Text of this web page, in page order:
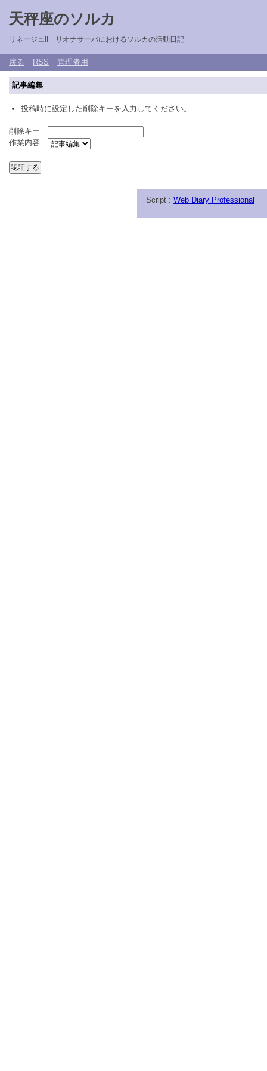
天秤座のソルカ
リネージュII リオナサーバにおけるソルカの活動日記
戻る RSS 管理者用
記事編集
投稿時に設定した削除キーを入力してください。
削除キー
作業内容
Script : Web Diary Professional